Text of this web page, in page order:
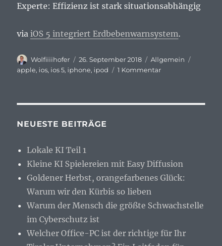
Experte: Effizienz ist stark situationsabhängig
viaiOS 5 integriert Erdbebenwarnsystem.
Autor
Wolfiiiihofer
Veröffentlicht
am
26. September 2018 Kategorien
Allgemein
apple, ios, ios 5, iphone, ipod 1 Kommentarzu
NEUESTE BEITRÄGE
Lokale KI Teil 1
Kleine KI Spielereien mit Easy Diffusion
Goldener Herbst, orangefarbenes Glück:
Warum wir den Kürbis so lieben
Warum der Mensch die größte Schwachstelle
im Cyberschutz ist
Welcher Office-PC ist der richtige für Ihr